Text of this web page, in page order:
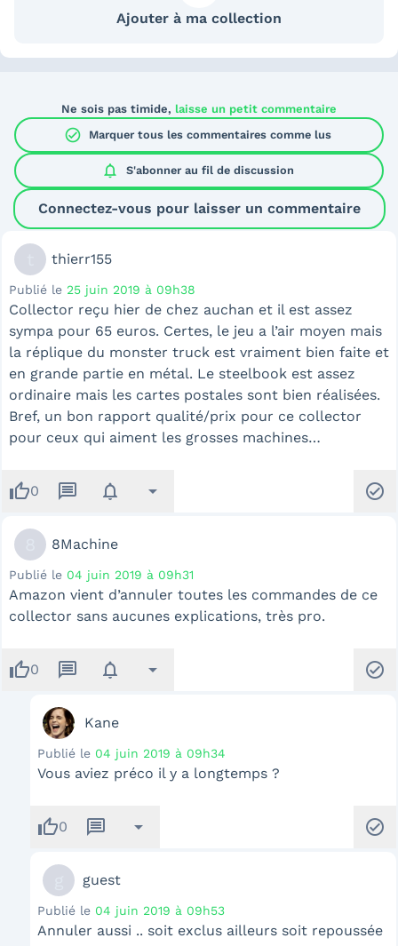
Ajouter à ma collection
Ne sois pas timide, laisse un petit commentaire
check_circle Marquer tous les commentaires comme lus
notifications S'abonner au fil de discussion
Connectez-vous pour laisser un commentaire
thierr155
Publié le 25 juin 2019 à 09h38
Collector reçu hier de chez auchan et il est assez
sympa pour 65 euros. Certes, le jeu a l’air moyen mais
la réplique du monster truck est vraiment bien faite et
en grande partie en métal. Le steelbook est assez
ordinaire mais les cartes postales sont bien réalisées.
Bref, un bon rapport qualité/prix pour ce collector
pour ceux qui aiment les grosses machines…
thumb_up0 message notifications arrow_drop_down check_circle
8Machine
Publié le 04 juin 2019 à 09h31
Amazon vient d’annuler toutes les commandes de ce
collector sans aucunes explications, très pro.
thumb_up0 message notifications arrow_drop_down check_circle
Kane
Publié le 04 juin 2019 à 09h34
Vous aviez préco il y a longtemps ?
thumb_up0 message arrow_drop_down check_circle
guest
Publié le 04 juin 2019 à 09h53
Annuler aussi .. soit exclus ailleurs soit repoussée